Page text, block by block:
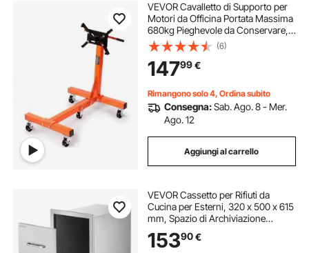
VEVOR Cavalletto di Supporto per
Motori da Officina Portata Massima
680kg Pieghevole da Conservare,
Supporto di Motore Mobile 5 Ruote
Bracci Girevoli 360°, Supporto per
Motore Auto Veicoli da Officina
(6)
14799€
Rimangono solo 4, Ordina subito
Consegna:Sab. Ago. 8 - Mer.
Ago. 12
Aggiungi al carrello
VEVOR Cassetto per Rifiuti da
Cucina per Esterni, 320 x 500 x 615
mm, Spazio di Archiviazione
Interno, Cassetti Multiuso da
Esterni in Acciaio Inox, Capacità 25
15390€